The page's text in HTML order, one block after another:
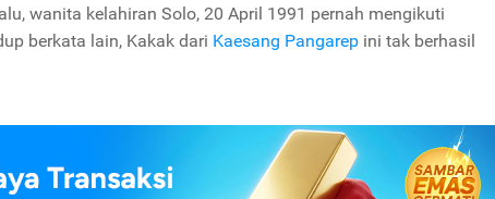
wanita kelahiran Solo, 20 April 1991 pernah mengikuti
berkata lain, Kakak dari Kaesang Pangarep ini tak berhasil